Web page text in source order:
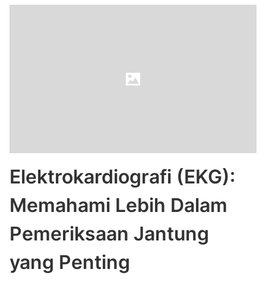
Elektrokardiografi (EKG):
Memahami Lebih Dalam
Pemeriksaan Jantung
yang Penting